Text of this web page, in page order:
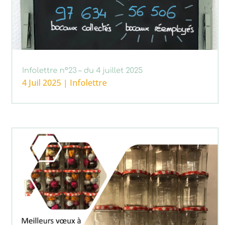
Infolettre n°23 – du 4 juillet 2025
4 Juil 2025 | Infolettre